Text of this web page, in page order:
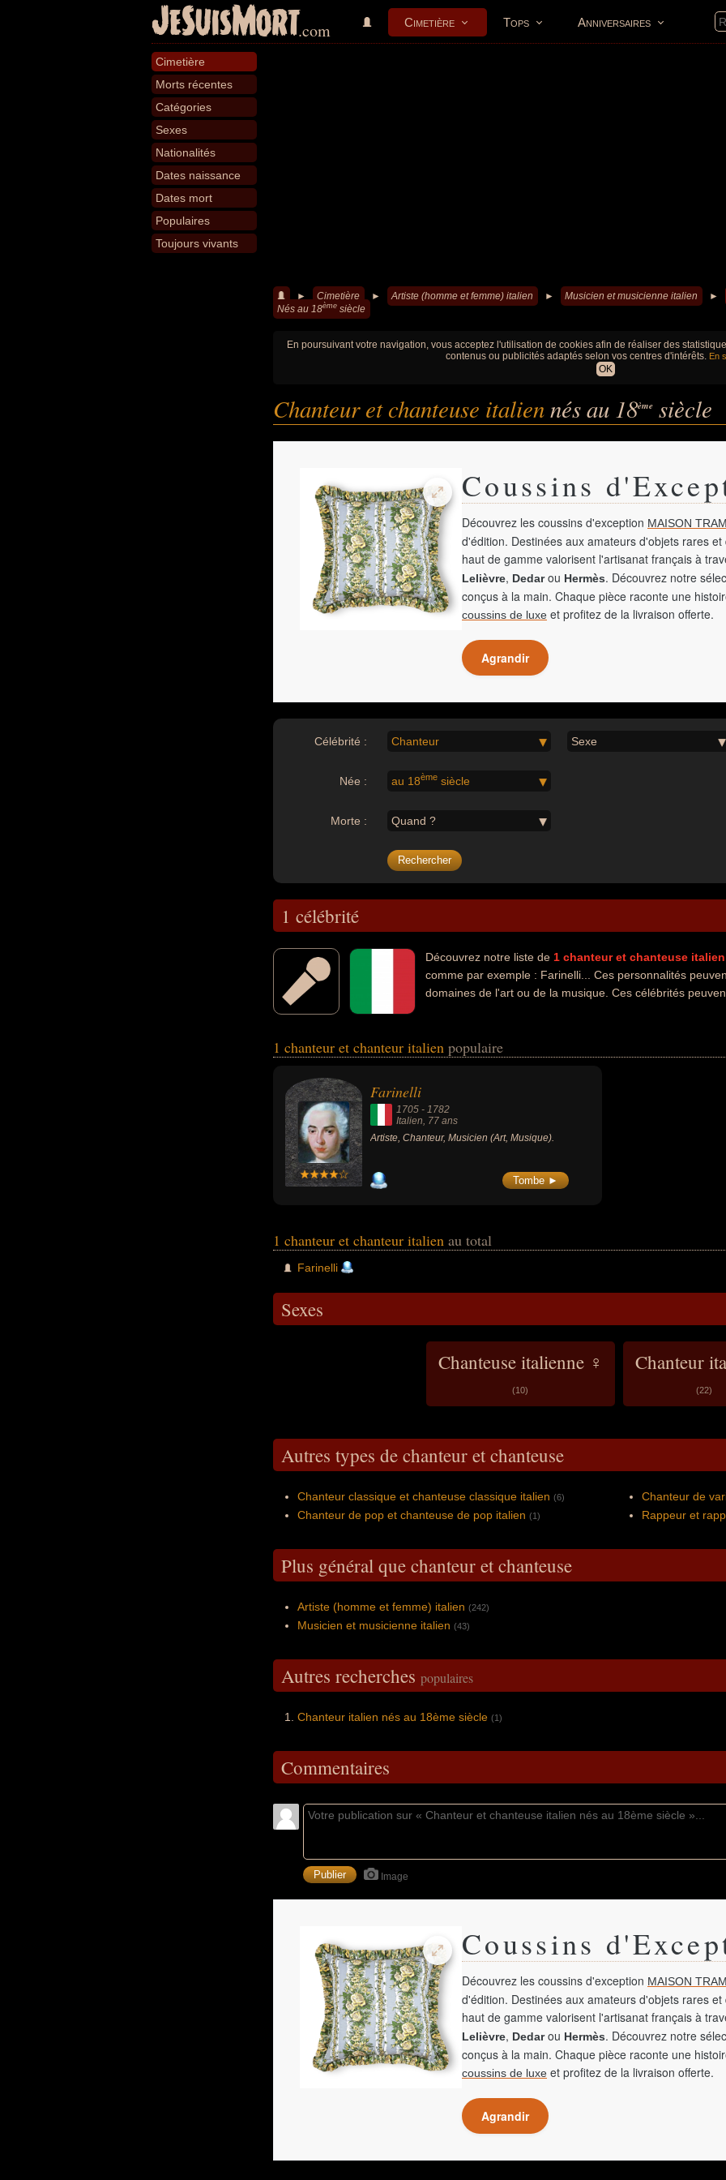
JeSuisMort.com Cimetière Tops Anniversaires
Cimetière
Morts récentes
Catégories
Sexes
Nationalités
Dates naissance
Dates mort
Populaires
Toujours vivants
► Cimetière ► Artiste (homme et femme) italien ► Musicien et musicienne italien ►
Nés au 18ème siècle
En poursuivant votre navigation, vous acceptez l'utilisation de cookies afin de réaliser des
contenus ou publicités adaptés selon vos centres d'intérêts. En
OK
Chanteur et chanteuse italiennés au 18ème siècle
Coussins
Découvrez les coussins d'exception MAISON
d'édition. Destinées aux amateurs d'objets rares
haut de gamme valorisent l'artisanat français à
Lelièvre, Dedarou Hermès. Découvrez notre
conçus à la main. Chaque pièce raconte une
coussins de luxe et profitez de la livraison offerte.
Agrandir
Célébrité : Chanteur Sexe
Née : au 18ème siècle
Morte : Quand ?
1 célébrité
Découvrez notre liste de 1 chanteur et chanteuse italien
comme par exemple : Farinelli... Ces personnalités
domaines de l'art ou de la musique. Ces célébrités
1 chanteur et chanteur italien populaire
Farinelli
1705 - 1782
Italien, 77 ans
Artiste, Chanteur, Musicien (Art, Musique).
Tombe ►
1 chanteur et chanteur italien au total
Farinelli
Sexes
Chanteuse italienne ♀
(10)
Chanteur
(22)
Autres types de chanteur et chanteuse
Chanteur classique et chanteuse classique italien (6)
Chanteur de pop et chanteuse de pop italien (1)
Chanteur de
Rappeur et
Plus général que chanteur et chanteuse
Artiste (homme et femme) italien (242)
Musicien et musicienne italien (43)
Autres recherches populaires
Chanteur italien nés au 18ème siècle (1)
Commentaires
Image
Coussins
Découvrez les coussins d'exception MAISON
d'édition. Destinées aux amateurs d'objets rares
haut de gamme valorisent l'artisanat français à
Lelièvre, Dedarou Hermès. Découvrez notre
conçus à la main. Chaque pièce raconte une
coussins de luxe et profitez de la livraison offerte.
Agrandir